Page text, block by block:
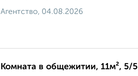
Агентство, 04.08.2026
Комната в общежитии, 11м², 5/